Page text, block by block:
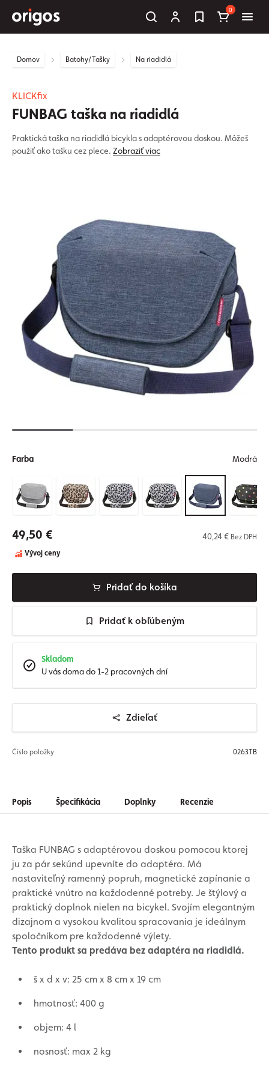
0
Domov Batohy/Tašky Na riadidlá
KLICKfix
FUNBAG taška na riadidlá
Praktická taška na riadidlá bicykla s adaptérovou doskou. Môžeš
použiť ako tašku cez plece. Zobraziť viac
Farba Modrá
49,50 € 40,24 € Bez DPH
Vývoj ceny
Pridať do košíka
Pridať k obľúbeným
Skladom
U vás doma do 1-2 pracovných dní
Zdieľať
Číslo položky 0263TB
Popis Špecifikácia Doplnky Recenzie
Taška FUNBAG s adaptérovou doskou pomocou ktorej
ju za pár sekúnd upevníte do adaptéra. Má
nastaviteľný ramenný popruh, magnetické zapínanie a
praktické vnútro na každodenné potreby. Je štýlový a
praktický doplnok nielen na bicykel. Svojím elegantným
dizajnom a vysokou kvalitou spracovania je ideálnym
spoločníkom pre každodenné výlety.
Tento produkt sa predáva bez adaptéra na riadidlá.
š x d x v: 25 cm x 8 cm x 19 cm
hmotnosť: 400 g
objem: 4 l
nosnosť: max 2 kg